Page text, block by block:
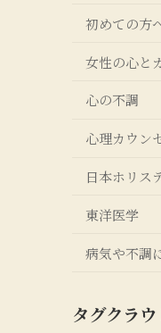
初めての方
女性の心と
心の不調
心理カウン
日本ホリス
東洋医学
病気や不調
タグクラウ